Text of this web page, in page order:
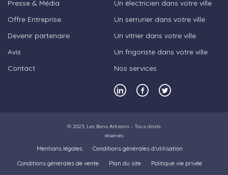
Presse & Média
Offre Entreprise
Devenir partenaire
Avis
Contact
Un électricien dans votre ville
Un serrurier dans votre ville
Un vitrier dans votre ville
Un frigoriste dans votre ville
Nos services
© 2023, Les Bons Artisans - Tous droits
réservés
Mentions légales
Conditions générales d’utilisation
Conditions générales de vente
Plan du site Politique vie privée